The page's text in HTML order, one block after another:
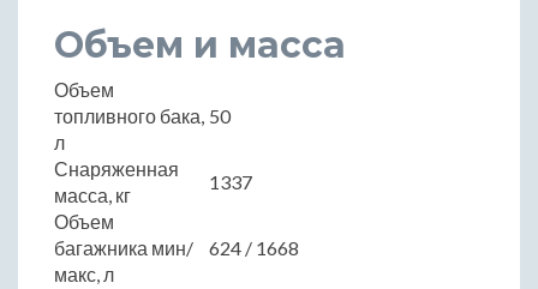
Объем и масса
Объем
топливного бака,
л
50
Снаряженная
масса, кг
1337
Объем
багажника мин/
макс, л
624 / 1668